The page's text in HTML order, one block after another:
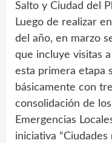
Salto y Ciudad del
Luego de realizar
del año, en marzo
que incluye visitas
esta primera etapa
básicamente con
consolidación de
Emergencias
iniciativa